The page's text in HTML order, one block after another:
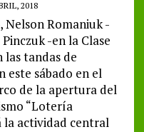
2018
Nelson Romaniuk -
-en la Clase
las tandas de
este sábado en el
de la apertura del
“Lotería
la actividad central